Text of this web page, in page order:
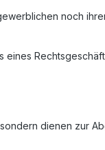
noch
dienen zur